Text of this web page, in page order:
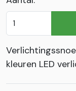
kleuren LED